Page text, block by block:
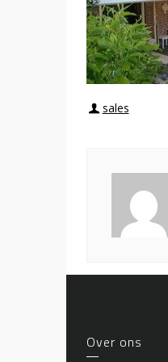
sales
Over ons